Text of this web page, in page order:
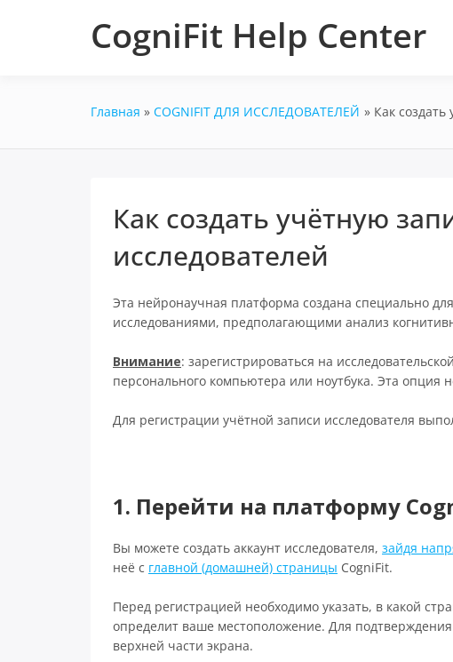
CogniFit Help Center
Главная COGNIFIT ДЛЯ ИССЛЕДОВАТЕЛЕЙ Как
Как создать учётную
исследователей
Эта нейронаучная платформа создана специально
исследованиями, предполагающими анализ
Внимание: зарегистрироваться на
персонального компьютера или ноутбука. Эта опция
Для регистрации учётной записи исследователя
1. Перейти на платформу
Вы можете создать аккаунт исследователя, зайдя
неё с главной (домашней) страницы CogniFit.
Перед регистрацией необходимо указать, в какой
определит ваше местоположение. Для
верхней части экрана.